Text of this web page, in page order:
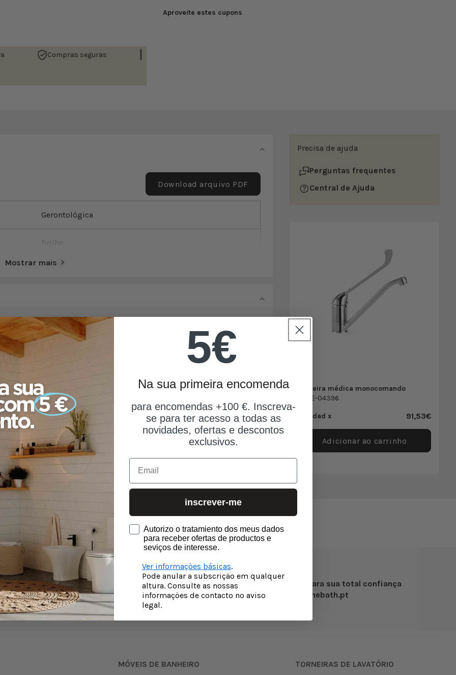
Compras seguras
monocomandomonocomando
Aproveite estes cupons
Download arquivo PDF
Gerontológica
Brilho
Cromado
17,3
Latão
Lisa
Lavatório
Clássico
Monocomando
Cinzentos
Mostrar mais
Mostrar mais
Enviar pergunta
Precisa de ajuda
Perguntas frequentes
Central de Ajuda
Torneira médica monocomando
Ref. E-04396
1 unidad x 91,53€
Adicionar ao carrinho
Se não gostar, devolve-
o
Todas as suas compras
com pagamento seguro
Para sua total confiança
thebath.pt
MÓVEIS DE BANHEIRO
TORNEIRAS DE LAVATÓRIO
5€
Na sua primeira encomenda
para encomendas +100 €. Inscreva-
se para ter acesso a todas as
novidades, ofertas e descontos
exclusivos.
Email
inscrever-me
consentimiento newsletter portugal
Autorizo o tratamiento dos meus dados
para receber ofertas de productos e
seviços de interesse.
Ver informaçöes básicas.
Pode anular a subscriçäo em qualquer
altura. Consulte as nossas
informaçöes de contacto no aviso
legal.